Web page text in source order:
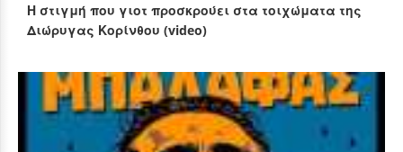
Η στιγμή που γιοτ προσκρούει στα τοιχώματα της
Διώρυγας Κορίνθου (video)